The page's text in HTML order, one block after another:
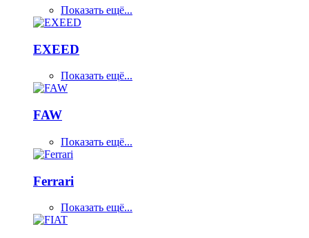
Показать ещё...
EXEED
Показать ещё...
FAW
Показать ещё...
Ferrari
Показать ещё...